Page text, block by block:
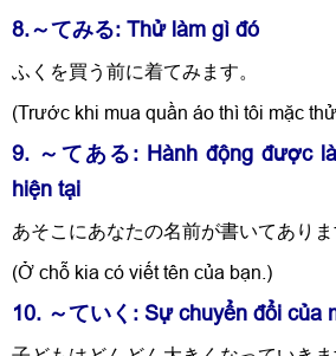
8.～てみる: Thử làm gì đó
ふくを買う前に着てみます。
(Trước khi mua quần áo thì tôi mặc
9. ～てある: Hành động được
hiện tại
あそこにあなたの名前が書いてありま
(Ở chỗ kia có viết tên của bạn.)
10. ～ていく: Sự chuyển đổi